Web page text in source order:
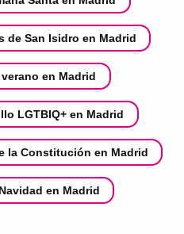
de San Isidro en Madrid
en Madrid
LGTBIQ+ en Madrid
la Constitución en Madrid
en Madrid